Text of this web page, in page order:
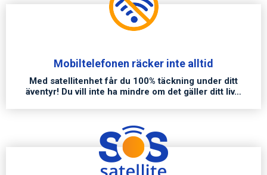
Mobiltelefonen räcker inte alltid
Med satellitenhet får du 100% täckning under ditt
äventyr! Du vill inte ha mindre om det gäller ditt liv…